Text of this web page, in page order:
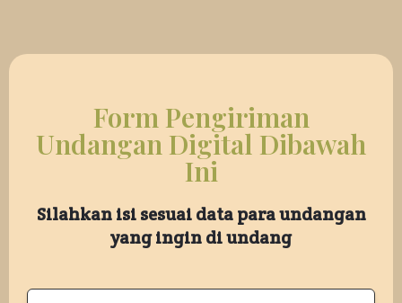
Form Pengiriman
Undangan Digital Dibawah
Ini
Silahkan isi sesuai data para undangan
yang ingin di undang